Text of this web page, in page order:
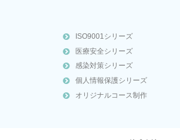
ISO9001シリーズ
医療安全シリーズ
感染対策シリーズ
個人情報保護シリーズ
オリジナルコース制作